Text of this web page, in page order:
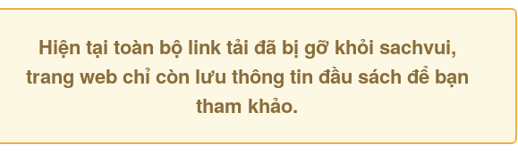
Hiện tại toàn bộ link tải đã bị gỡ khỏi sachvui,
trang web chỉ còn lưu thông tin đầu sách để bạn
tham khảo.